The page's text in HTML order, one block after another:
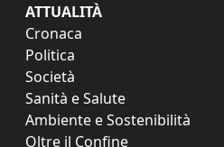
ATTUALITÀ
Cronaca
Politica
Società
Sanità e Salute
Ambiente e Sostenibilità
Oltre il Confine